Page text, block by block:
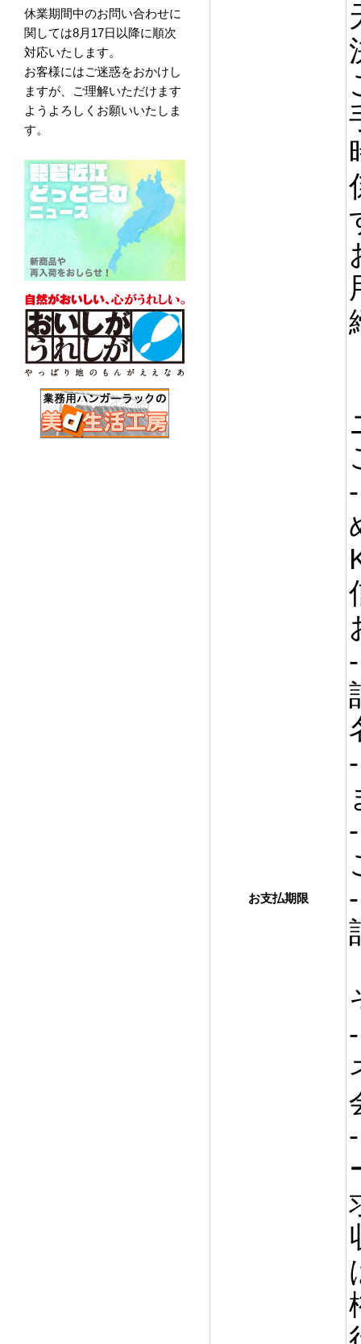
休業期間中のお問い合わせに
関しては8月17日以降に順次
対応いたします。
お客様にはご迷惑をおかけし
ますが、ご理解いただけます
ようよろしくお願いいたしま
す。
お支払期限